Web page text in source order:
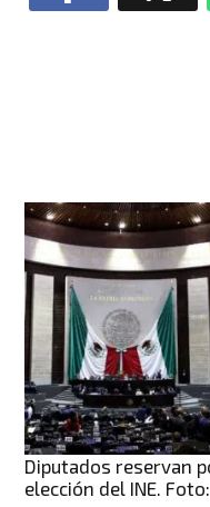
Diputados reservan
elección del INE.